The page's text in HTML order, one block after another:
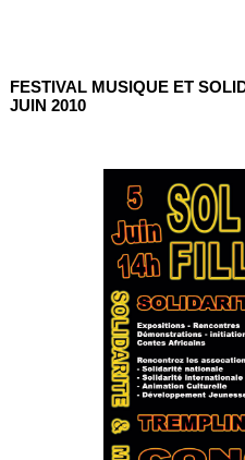
FESTIVAL MUSIQUE ET
JUIN 2010